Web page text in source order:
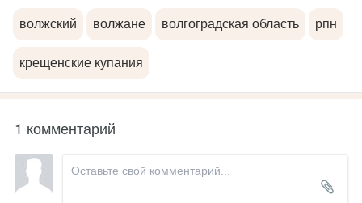
волжский волжане волгоградская область рпн
крещенские купания
1 комментарий